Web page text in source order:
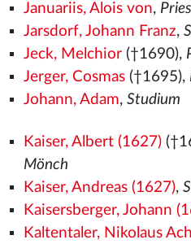
Januariis, Alois von,
Jarsdorf, Johann Franz,
Jeck, Melchior(†1690),
Jerger, Cosmas(†1695),
Johann, Adam, Studium
Kaiser, Albert (1627)
Mönch
Kaiser, Andreas (1627),
Kaisersberger, Johann
Kaltentaler, Nikolaus